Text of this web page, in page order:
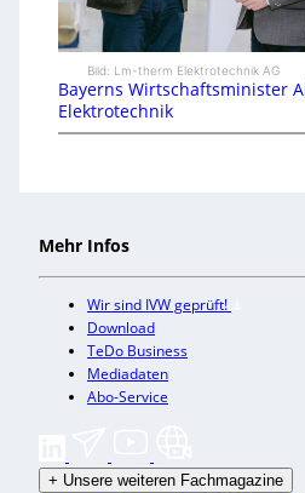
Bild: Lm-therm Elektrotechnik AG
Bayerns Wirtschaftsminister
Elektrotechnik
Mehr Infos
Wir sind IVW geprüft!
Download
TeDo Business
Mediadaten
Abo-Service
+ Unsere weiteren Fachmagazine